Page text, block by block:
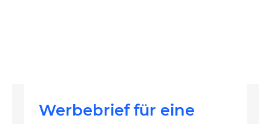
Werbebrief für eine